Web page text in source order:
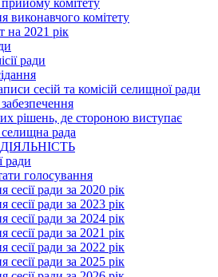
прийому комітету
виконавчого комітету
на 2021 рік
ради
сесій та комісій селищної ради
рішень, де стороною виступає
рада
ради
голосування
сесії ради за 2020 рік
сесії ради за 2023 рік
сесії ради за 2024 рік
сесії ради за 2021 рік
сесії ради за 2022 рік
сесії ради за 2025 рік